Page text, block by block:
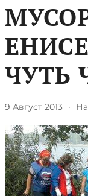
ЧУТЬ
9 Август 2013 ·